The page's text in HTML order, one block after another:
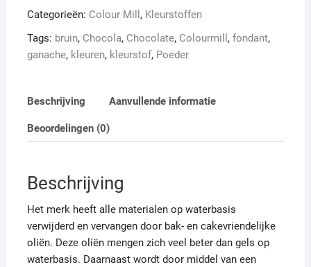
20
aantal
Categorieën: Colour Mill , Kleurstoffen
Tags: bruin, Chocola, Chocolate, Colourmill , fondant,
ganache, kleuren, kleurstof, Poeder
Beschrijving Aanvullende informatie
Beoordelingen (0)
Beschrijving
Het merk heeft alle materialen op waterbasis
verwijderd en vervangen door bak- en cakevriendelijke
oliën. Deze oliën mengen zich veel beter dan gels op
waterbasis. Daarnaast wordt door middel van een